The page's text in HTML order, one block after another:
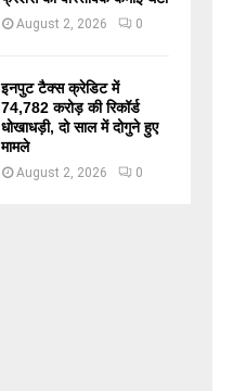
August 2, 2026 0
इनपुट टैक्स क्रेडिट में
74,782 करोड़ की रिकॉर्ड
धोखाधड़ी, दो साल में दोगुने हुए
मामले
August 2, 2026 0